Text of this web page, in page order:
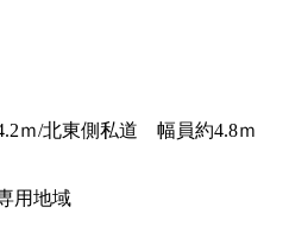
ｍ/北東側私道 幅員約4.8ｍ
用地域